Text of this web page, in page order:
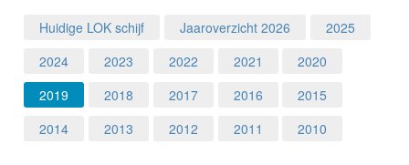
Home
Programma's
Huidige LOK schijf Jaaroverzicht 2026
2025
2024
2023 2022 2021
2020
2019
2018 2017 2016
2015
2014
2013 2012 2011 2010